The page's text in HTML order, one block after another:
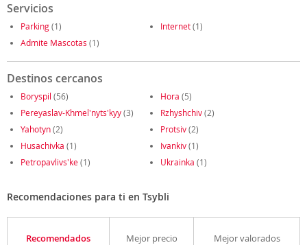
Servicios
Parking(1) Internet(1)
Admite Mascotas (1)
Destinos cercanos
Boryspil (56) Hora (5)
Pereyaslav-Khmel'nyts'kyy(3) Rzhyshchiv(2)
Yahotyn(2) Protsiv(2)
Husachivka (1) Ivankiv(1)
Petropavlivs'ke(1) Ukrainka (1)
Recomendaciones para ti en Tsybli
Recomendados Mejor precio Mejor valorados